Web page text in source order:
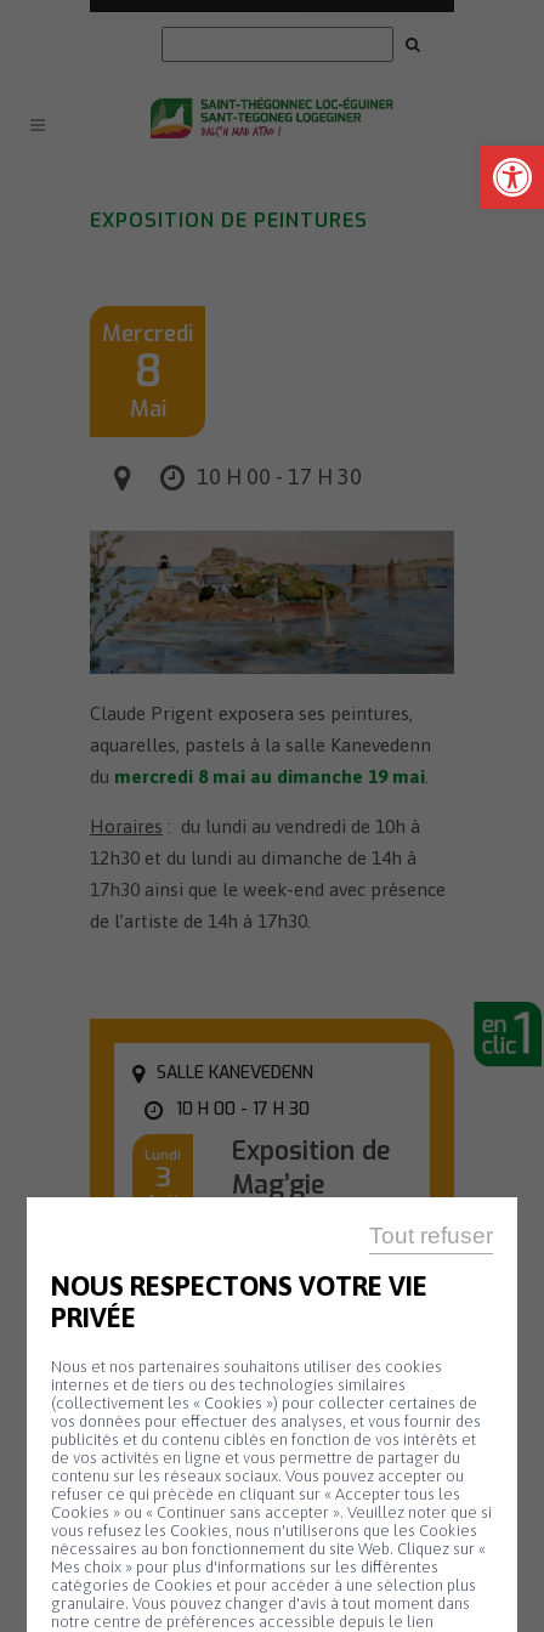
Panneau de gestion des cookies
NOUS RESPECTONS VOTRE VIE
PRIVÉE
Nous et nos partenaires souhaitons utiliser des cookies
internes et de tiers ou des technologies similaires
(collectivement les « Cookies ») pour collecter certaines de
vos données pour effectuer des analyses, et vous fournir des
publicités et du contenu ciblés en fonction de vos intérêts et
de vos activités en ligne et vous permettre de partager du
contenu sur les réseaux sociaux. Vous pouvez accepter ou
refuser ce qui précède en cliquant sur « Accepter tous les
Cookies » ou « Continuer sans accepter ». Veuillez noter que si
vous refusez les Cookies, nous n'utiliserons que les Cookies
nécessaires au bon fonctionnement du site Web. Cliquez sur «
Mes choix » pour plus d'informations sur les différentes
catégories de Cookies et pour accéder à une sélection plus
granulaire. Vous pouvez changer d'avis à tout moment dans
notre centre de préférences accessible depuis le lien
Tout refuser
Ouvrir
EXPOSITION DE PEINTURES
Mercredi
8
Mai
10 H 00 - 17 H 30
Claude Prigent exposera ses peintures,
aquarelles, pastels à la salle Kanevedenn
du mercredi 8 mai au dimanche 19 mai.
Horaires : du lundi au vendredi de 10h à
12h30 et du lundi au dimanche de 14h à
17h30 ainsi que le week-end avec présence
de l’artiste de 14h à 17h30.
SALLE KANEVEDENN
10 H 00 - 17 H 30
Lundi
3
Août
Exposition de
Mag’gie
OFFICE DE TOURISME
20 H 45
Mardi
11
Août
Animation
biodiversité –
Nuit de la
chauve-souris